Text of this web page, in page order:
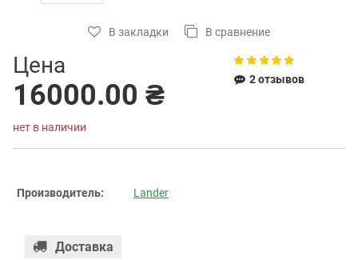
В закладки В сравнение
Цена
16000.00 ₴
нет в наличии
2 отзывов
Производитель: Lander
Доставка